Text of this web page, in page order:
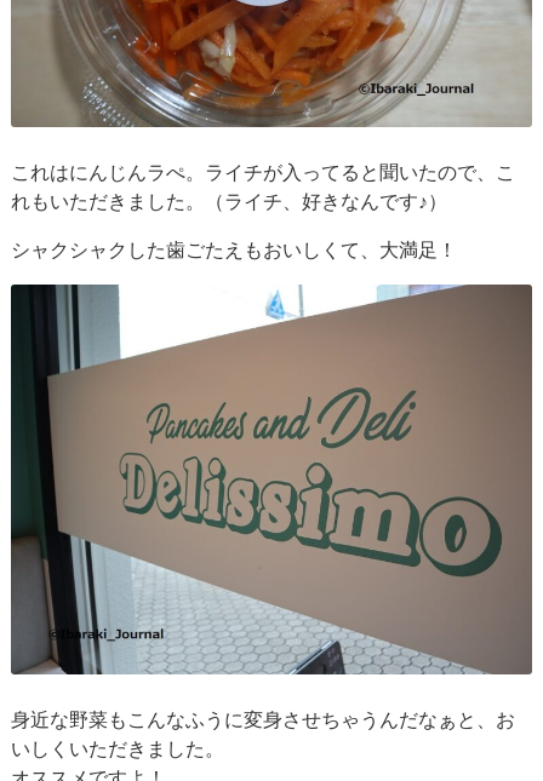
これはにんじんラぺ。ライチが入ってると聞いたので、こ
れもいただきました。（ライチ、好きなんです♪）
シャクシャクした歯ごたえもおいしくて、大満足！
身近な野菜もこんなふうに変身させちゃうんだなぁと、お
いしくいただきました。